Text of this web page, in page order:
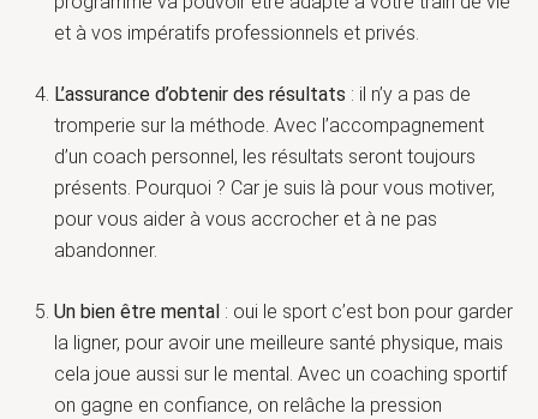
et à vos impératifs professionnels et privés.
L’assurance d’obtenir des résultats : il n’y a pas de
tromperie sur la méthode. Avec l’accompagnement
d’un coach personnel, les résultats seront toujours
présents. Pourquoi ? Car je suis là pour vous motiver,
pour vous aider à vous accrocher et à ne pas
abandonner.
Un bien être mental : oui le sport c’est bon pour garder
la ligner, pour avoir une meilleure santé physique, mais
cela joue aussi sur le mental. Avec un coaching sportif
on gagne en confiance, on relâche la pression